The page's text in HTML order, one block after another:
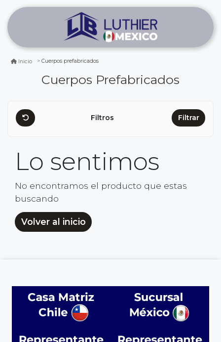
Inicio Cuerpos prefabricados
Cuerpos Prefabricados
Filtros Filtrar
Lo sentimos
No encontramos el producto que estas
buscando
Volver al inicio